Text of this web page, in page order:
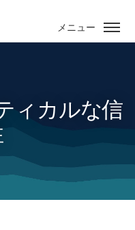
メニュー
ィカルな信